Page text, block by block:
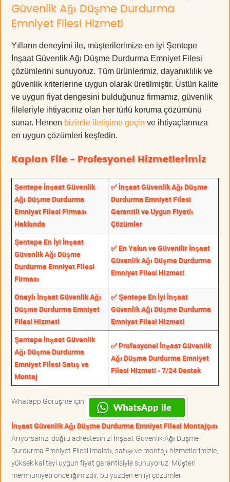
Güvenlik Ağı Düşme Durdurma
Emniyet Filesi Hizmeti
Yılların deneyimi ile, müşterilerimize en iyi Şentepe
İnşaat Güvenlik Ağı Düşme Durdurma Emniyet Filesi
çözümlerini sunuyoruz. Tüm ürünlerimiz, dayanıklılık ve
güvenlik kriterlerine uygun olarak üretilmiştir. Üstün kalite
ve uygun fiyat dengesini bulduğunuz firmamız, güvenlik
fileleriyle ihtiyacınız olan her türlü koruma çözümünü
sunar. Hemen bizimle iletişime geçin ve ihtiyaçlarınıza
en uygun çözümleri keşfedin.
Kaplan File - Profesyonel Hizmetlerimiz
Şentepe İnşaat Güvenlik
Ağı Düşme Durdurma
Emniyet Filesi Firması
Hakkında
✅ İnşaat Güvenlik Ağı Düşme
Durdurma Emniyet Filesi
Garantili ve Uygun Fiyatlı
Çözümler
Şentepe En İyi İnşaat
Güvenlik Ağı Düşme
Durdurma Emniyet Filesi
Firması
✅ En Yakın ve Güvenilir İnşaat
Güvenlik Ağı Düşme Durdurma
Emniyet Filesi Hizmeti
Onaylı İnşaat Güvenlik Ağı
Düşme Durdurma Emniyet
Filesi Hizmeti
✅ Şentepe En İyi İnşaat
Güvenlik Ağı Düşme Durdurma
Emniyet Filesi Hizmeti
Şentepe İnşaat Güvenlik
Ağı Düşme Durdurma
Emniyet Filesi Satış ve
Montaj
✅ Profesyonel İnşaat Güvenlik
Ağı Düşme Durdurma Emniyet
Filesi Hizmeti - 7/24 Destek
Whatapp Görüşme için
İnşaat Güvenlik Ağı Düşme Durdurma Emniyet Filesi Montajçısı
Arıyorsanız, doğru adrestesiniz! İnşaat Güvenlik Ağı Düşme
Durdurma Emniyet Filesi imalatı, satışı ve montajı hizmetlerimizle,
yüksek kaliteyi uygun fiyat garantisiyle sunuyoruz. Müşteri
memnuniyeti önceliğimizdir, bu yüzden en iyi çözümleri